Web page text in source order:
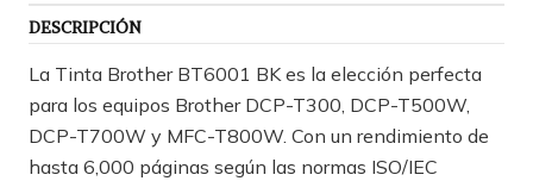
DESCRIPCIÓN
La Tinta Brother BT6001 BK es la elección perfecta
para los equipos Brother DCP-T300, DCP-T500W,
DCP-T700W y MFC-T800W. Con un rendimiento de
hasta 6,000 páginas según las normas ISO/IEC